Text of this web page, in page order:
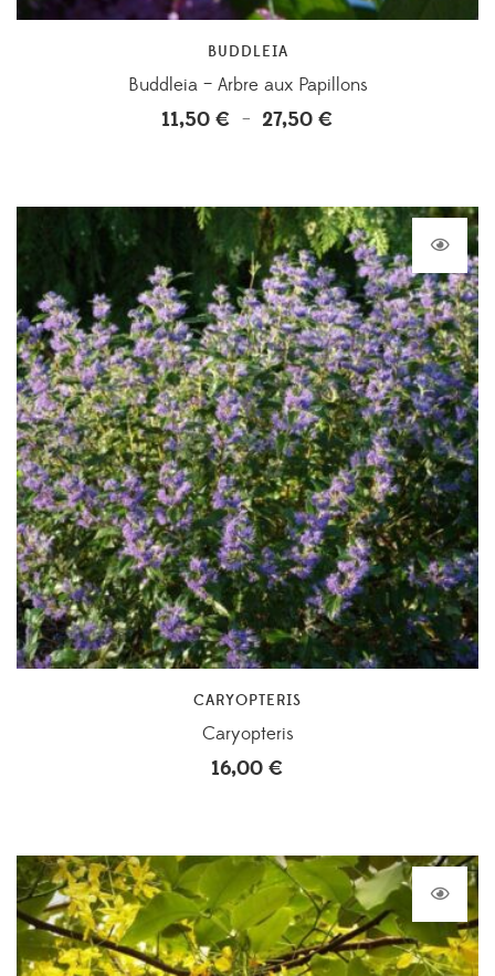
BUDDLEIA
Buddleia – Arbre aux Papillons
11,50 € – 27,50 €
11,50 €
à
27,50 €
CARYOPTERIS
Caryopteris
16,00 €